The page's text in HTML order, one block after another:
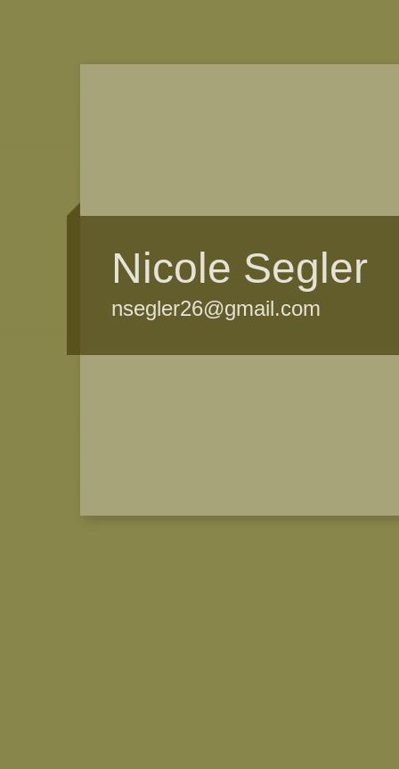
Nicole Segler
nsegler26@gmail.com